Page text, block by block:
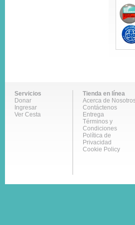
Servicios
Donar
Ingresar
Ver Cesta
Tienda en línea
Acerca de
Contáctenos
Entrega
Términos y
Condiciones
Política de
Privacidad
Cookie Policy